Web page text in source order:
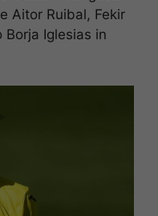
Aitor Ruibal, Fekir
Iglesias in